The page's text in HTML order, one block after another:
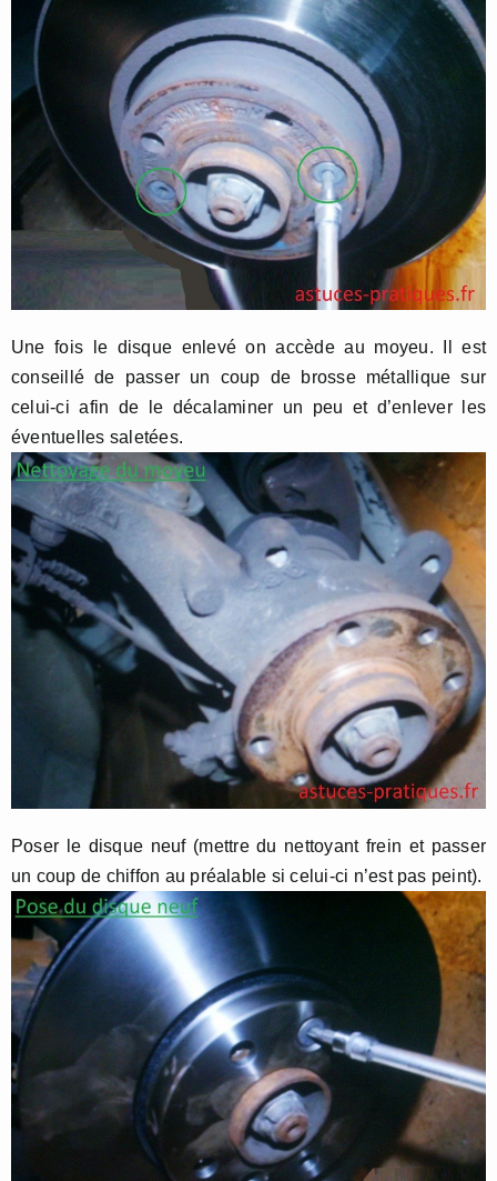
Une fois le disque enlevé on accède au moyeu. Il est
conseillé de passer un coup de brosse métallique sur
celui-ci afin de le décalaminer un peu et d’enlever les
éventuelles saletées.
Poser le disque neuf (mettre du nettoyant frein et passer
un coup de chiffon au préalable si celui-ci n’est pas peint).